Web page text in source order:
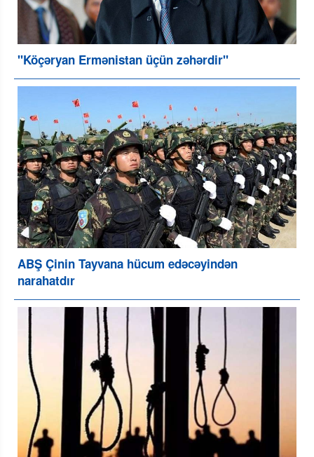
"Köçəryan Ermənistan üçün zəhərdir"
ABŞ Çinin Tayvana hücum edəcəyindən
narahatdır